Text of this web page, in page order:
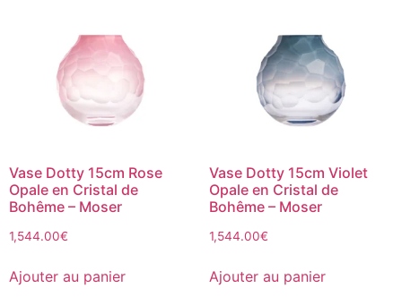
Vase Dotty 15cm Rose
Opale en Cristal de
Bohême – Moser
1,544.00€
Ajouter au panier
Vase Dotty 15cm Violet
Opale en Cristal de
Bohême – Moser
1,544.00€
Ajouter au panier